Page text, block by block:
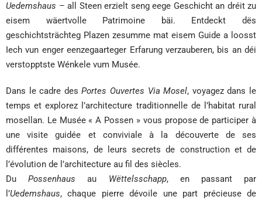
Uedemshaus – all Steen erzielt seng eege Geschicht an dréit zu
eisem wäertvolle Patrimoine bäi. Entdeckt dës
geschichtsträchteg Plazen zesumme mat eisem Guide a loosst
Iech vun enger eenzegaarteger Erfarung verzauberen, bis an déi
verstopptste Wénkele vum Musée.
Dans le cadre desPortes Ouvertes Via Mosel, voyagez dans le
temps et explorez l’architecture traditionnelle de l’habitat rural
mosellan. Le Musée « A Possen » vous propose de participer à
une visite guidée et conviviale à la découverte de ses
différentes maisons, de leurs secrets de construction et de
l’évolution de l’architecture au fil des siècles.
DuPossenhaus au Wëttelsschapp, en passant par
l’Uedemshaus, chaque pierre dévoile une part précieuse de